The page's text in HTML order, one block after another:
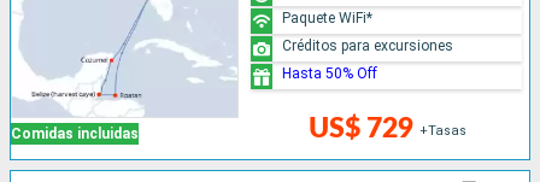
Comidas incluidas US$ 729 +Tasas
Paquete WiFi*
Créditos para excursiones
Hasta 50% Off